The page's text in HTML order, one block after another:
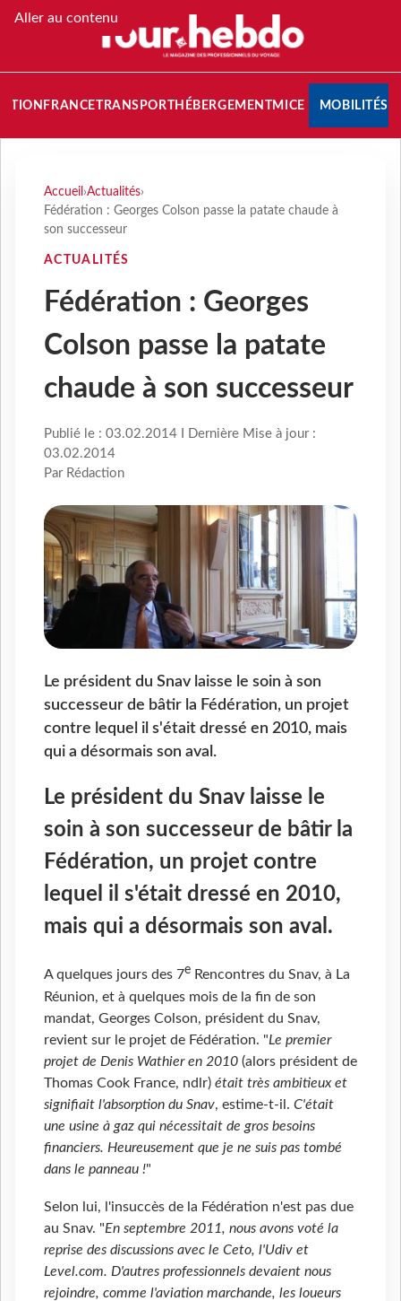
Aller au contenu
FRANCETRANSPORT HÉBERGEMENTMICE MOBILITÉS
Accueil ›Actualités›
Fédération : Georges Colson passe la patate chaude à
son successeur
ACTUALITÉS
Fédération : Georges
Colson passe la patate
chaude à son successeur
Publié le : 03.02.2014 I Dernière Mise à jour :
03.02.2014
Par Rédaction
Le président du Snav laisse le soin à son
successeur de bâtir la Fédération, un projet
contre lequel il s'était dressé en 2010, mais
qui a désormais son aval.
Le président du Snav laisse le
soin à son successeur de bâtir la
Fédération, un projet contre
lequel il s'était dressé en 2010,
mais qui a désormais son aval.
A quelques jours des 7e Rencontres du Snav, à La
Réunion, et à quelques mois de la fin de son
mandat, Georges Colson, président du Snav,
revient sur le projet de Fédération. "Le premier
projet de Denis Wathier en 2010 (alors président de
Thomas Cook France, ndlr) était très ambitieux et
signifiait l'absorption du Snav, estime-t-il. C'était
une usine à gaz qui nécessitait de gros besoins
financiers. Heureusement que je ne suis pas tombé
dans le panneau !"
Selon lui, l'insuccès de la Fédération n'est pas due
au Snav. "En septembre 2011, nous avons voté la
reprise des discussions avec le Ceto, l'Udiv et
Level.com. D'autres professionnels devaient nous
rejoindre, comme l'aviation marchande, les loueurs